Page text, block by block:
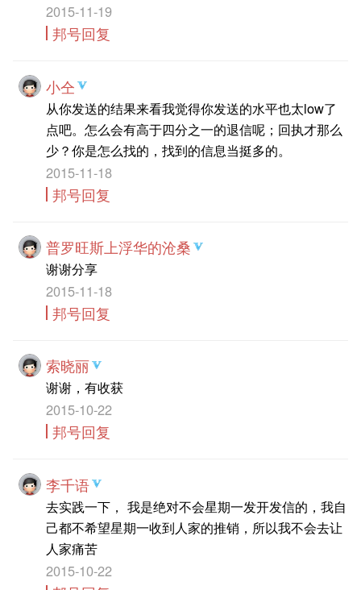
2015-11-19
邦号回复
小仝
从你发送的结果来看我觉得你发送的水平也太low了
点吧。怎么会有高于四分之一的退信呢；回执才那么
少？你是怎么找的，找到的信息当挺多的。
2015-11-18
邦号回复
普罗旺斯上浮华的沧桑
谢谢分享
2015-11-18
邦号回复
索晓丽
谢谢，有收获
2015-10-22
邦号回复
李千语
去实践一下， 我是绝对不会星期一发开发信的，我自
己都不希望星期一收到人家的推销，所以我不会去让
人家痛苦
2015-10-22